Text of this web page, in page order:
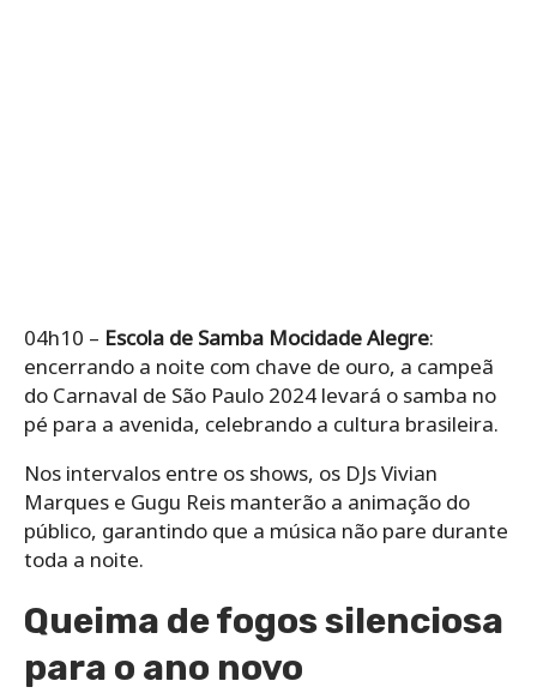
04h10 – Escola de Samba Mocidade Alegre:
encerrando a noite com chave de ouro, a campeã
do Carnaval de São Paulo 2024 levará o samba no
pé para a avenida, celebrando a cultura brasileira.
Nos intervalos entre os shows, os DJs Vivian
Marques e Gugu Reis manterão a animação do
público, garantindo que a música não pare durante
toda a noite.
Queima de fogos silenciosa
para o ano novo